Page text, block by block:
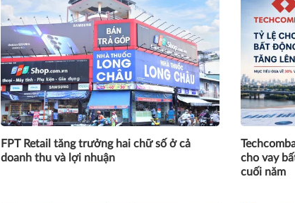
FPT Retail tăng trưởng hai chữ số ở cả
doanh thu và lợi nhuận
cho vay
cuối năm